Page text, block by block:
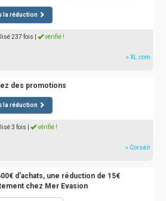
la réduction
237 fois vérifié !
» XL.com
des promotions
la réduction
3 fois vérifié !
» Corsair
d'achats, une réduction de 15€
chez Mer Evasion